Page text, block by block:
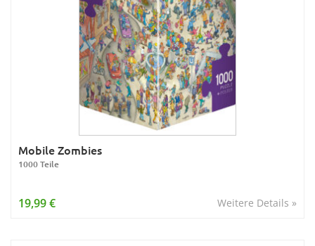
Mobile Zombies
1000 Teile
Weitere Details »
19,99 €